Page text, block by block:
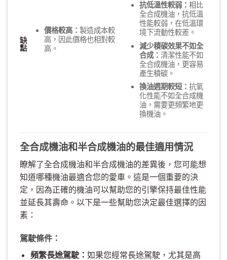
缺
點
價格較高： 製造成本較
高，因此價格也相對較
高。
抗低溫性較弱： 相比
全合成機油，抗低溫
性能較弱，在低溫環
境下流動性較差。
減少積碳效果不如全
合成： 清潔性能不如
全合成機油，更容易
產生積碳。
換油週期較短： 抗氧
化性能不如全合成機
油，需要更頻繁地更
換機油。
全合成機油和半合成機油的最佳適用情況
瞭解了全合成機油和半合成機油的差異後，您可能想
知道哪種機油最適合您的愛車。這是一個重要的決
定，因為正確的機油可以幫助您的引擎保持最佳性能
並延長其壽命。以下是一些幫助您決定最佳選擇的因
素：
駕駛條件：
頻繁長途駕駛： 如果您經常長途駕駛，尤其是高